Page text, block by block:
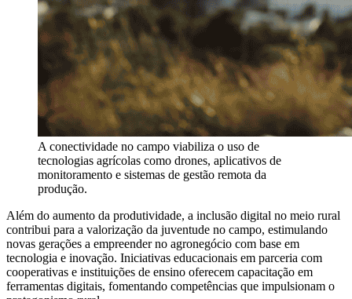
A conectividade no campo viabiliza o uso de
tecnologias agrícolas como drones, aplicativos de
monitoramento e sistemas de gestão remota da
produção.
Além do aumento da produtividade, a inclusão digital no meio rural
contribui para a valorização da juventude no campo, estimulando
novas gerações a empreender no agronegócio com base em
tecnologia e inovação. Iniciativas educacionais em parceria com
cooperativas e instituições de ensino oferecem capacitação em
ferramentas digitais, fomentando competências que impulsionam o